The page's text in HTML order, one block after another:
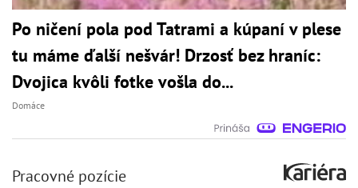
Po ničení pola pod Tatrami a kúpaní v plese
tu máme ďalší nešvár! Drzosť bez hraníc:
Dvojica kvôli fotke vošla do...
Domáce
Pracovné pozície